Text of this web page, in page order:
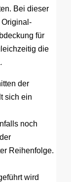
Bei dieser
für
die
der
sich ein
noch
Reihenfolge.
wird